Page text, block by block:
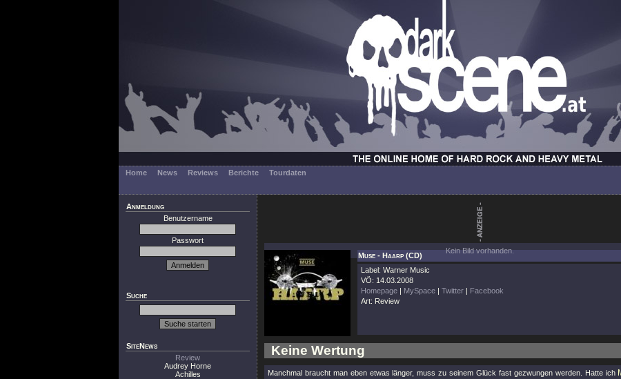
Home News Reviews Berichte
Tourdaten
Anmeldung
Benutzername
Passwort
Suche
SiteNews
Review
Audrey Horne
Achilles
Kein Bild vorhanden.
Muse - Haarp (CD)
Label: Warner Music
VÖ: 14.03.2008
Homepage | MySpace | Twitter | Facebook
Art: Review
Keine Wertung
Manchmal braucht man eben etwas länger, muss zu seinem Glück fast gezwungen werden. Hatte ich